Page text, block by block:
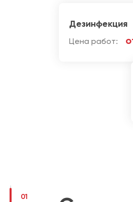
01
Дезинфекция
Цена работ: